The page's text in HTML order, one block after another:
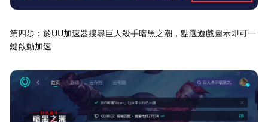
第四步：於UU加速器搜尋巨人殺手暗黑之潮，點選遊戲圖示即可一
鍵啟動加速